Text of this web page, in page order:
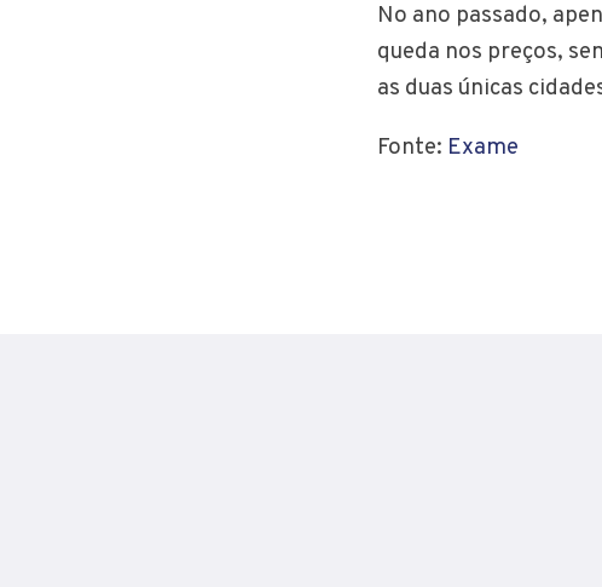
No ano passado,
queda nos preços,
as duas únicas
Fonte: Exame